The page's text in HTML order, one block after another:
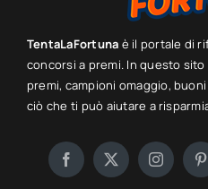
TentaLaFortuna è il portale di
concorsi a premi. In questo
premi, campioni omaggio,
ciò che ti può aiutare a